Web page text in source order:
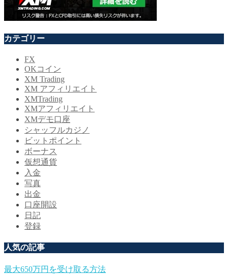
カテゴリー
FX
OKコイン
XM Trading
XM アフィリエイト
XMTrading
XMアフィリエイト
XMデモ口座
シャッフルカジノ
ビットポイント
ボーナス
仮想通貨
入金
写真
出金
口座開設
日記
登録
人気の記事
最大650万円を受け取る方法